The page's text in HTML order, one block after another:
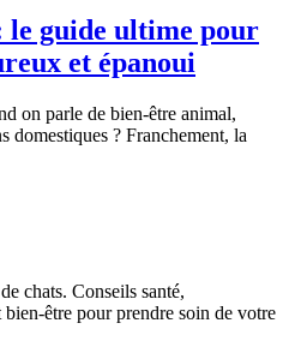
le guide ultime pour
et épanoui
on parle de bien-être animal,
domestiques ? Franchement, la
chats. Conseils santé,
être pour prendre soin de votre